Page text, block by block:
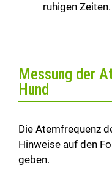
ruhigen Zeiten.
Messung der
Hund
Die Atemfrequenz
Hinweise auf den
geben.